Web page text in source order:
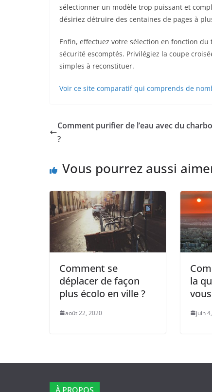
sélectionner un modèle trop puissant et
désiriez détruire des centaines de pages à
Enfin, effectuez votre sélection en fonction
sécurité escomptés. Privilégiez la coupe
simples à reconstituer.
Voir ce site comparatif qui comprends de
Comment purifier de l’eau avec du
?
Vous pourrez aussi
Comment se
déplacer de façon
plus écolo en ville ?
août 22, 2020
la
juin